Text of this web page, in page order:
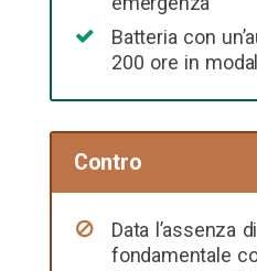
Batteria con
200 ore in
Contro
Data l’assenza
fondamentale